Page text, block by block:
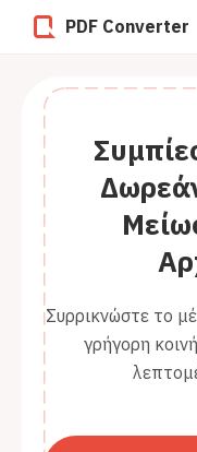
PDF Converter
Συρρικνώστε το
γρήγορη